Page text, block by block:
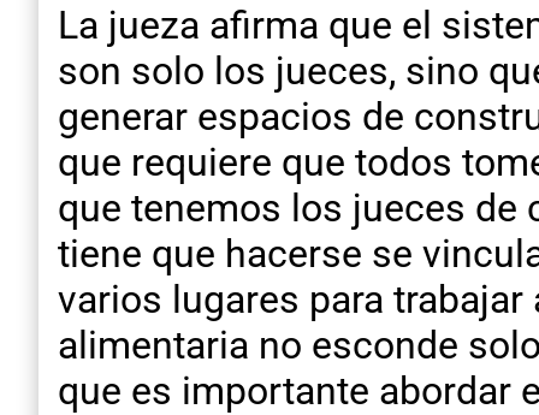
La jueza afirma que el
son solo los jueces, sino
generar espacios de
que requiere que todos
que tenemos los jueces de
tiene que hacerse se
varios lugares para
alimentaria no esconde
que es importante abordar